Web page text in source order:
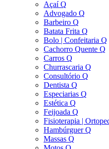
Açaí Q
Advogado Q
Barbeiro Q
Batata Frita Q
Bolo | Confeitaria Q
Cachorro Quente Q
Carros Q
Churrascaria Q
Consultório Q
Dentista Q
Especiarias Q
Estética Q
Feijoada Q
Fisioterapia |
Hambúrguer Q
Massas Q